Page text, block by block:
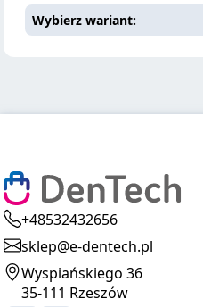
Wybierz wariant
+48532432656
sklep@e-dentech.pl
Wyspiańskiego 36
35-111 Rzeszów